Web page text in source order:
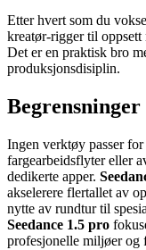
Etter hvert som du
kreatør-rigger til oppsett
Det er en praktisk bro
produksjonsdisiplin.
Ingen verktøy passer
fargearbeidsflyter eller
dedikerte apper.
akselerere flertallet av
nytte av rundtur til
Seedance 1.5 pro
profesjonelle miljøer og